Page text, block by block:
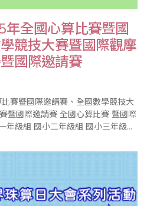
年全國心算比賽暨國
競技大賽暨國際觀摩
國際邀請賽
比賽暨國際邀請賽、全國數學競技大
全國心算比賽 暨國際